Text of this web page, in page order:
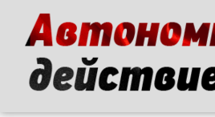
основному
содержанию